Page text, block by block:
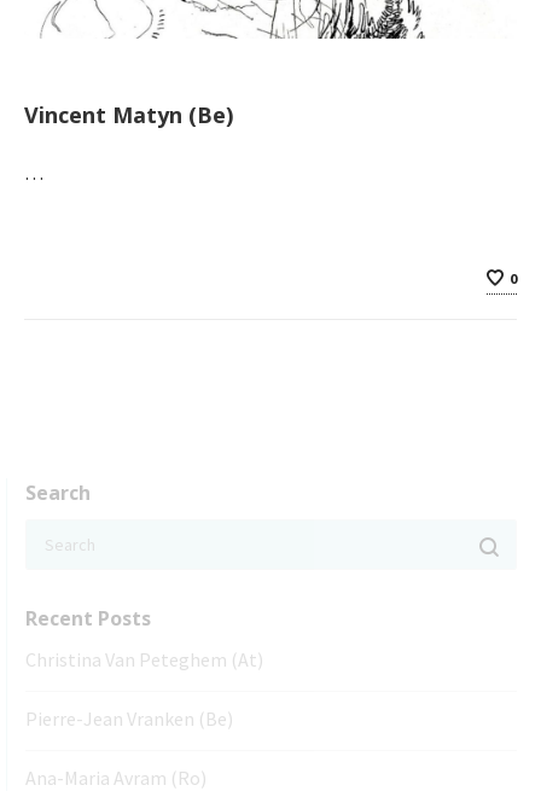
Vincent Matyn (Be)
…
0
Search
Recent Posts
Christina Van Peteghem (At)
Pierre-Jean Vranken (Be)
Ana-Maria Avram (Ro)